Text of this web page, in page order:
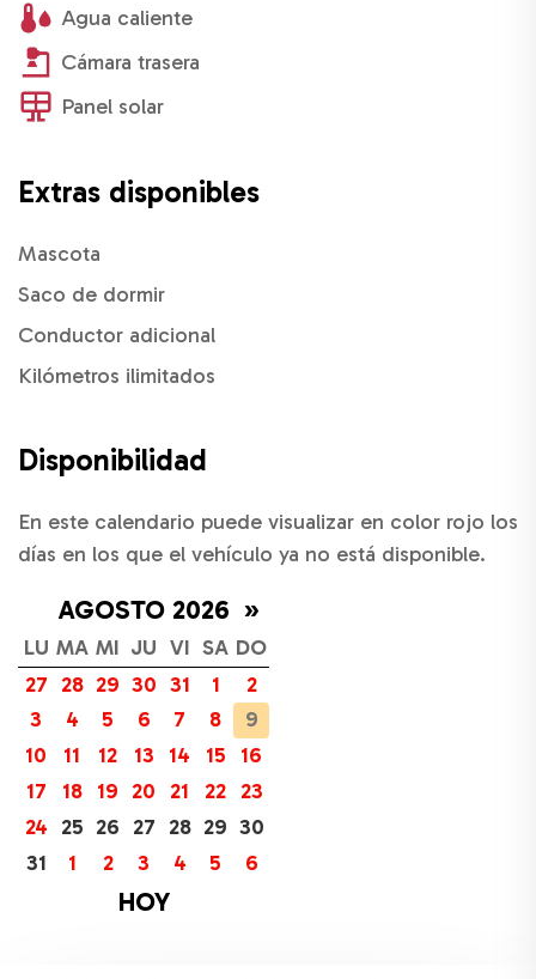
Agua caliente
Cámara trasera
Panel solar
Extras disponibles
Mascota
Saco de dormir
Conductor adicional
Kilómetros ilimitados
Disponibilidad
En este calendario puede visualizar en color rojo los
días en los que el vehículo ya no está disponible.
AGOSTO 2026 »
LU MA MI JU VI SA DO
27 28 29 30 31 1
2
3
4 5 6 7 8
9
10
11 12 13 14 15
16
17
18 19 20 21 22 23
24 25 26 27 28 29 30
31
1 2 3 4 5 6
HOY